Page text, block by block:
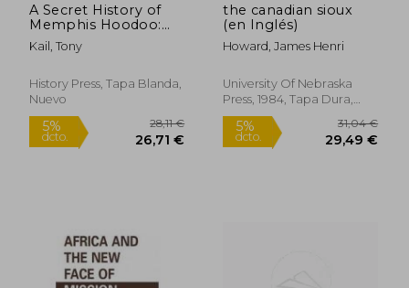
5%
dcto.
189,90 € 5%
dcto.
A Secret History of
Memphis Hoodoo:
Rootworkers,
Conjurers & Spirituals
(en Inglés)
Kail, Tony
History Press, Tapa Blanda,
Nuevo
the canadian sioux
(en Inglés)
Howard, James Henri
University Of Nebraska
Press, 1984, Tapa Dura,
Nuevo